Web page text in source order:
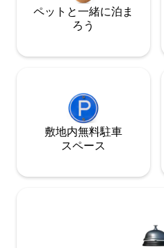
ペットと一緒に泊ま
ろう
敷地内無料駐⁠車
ス⁠ペ⁠ー⁠ス